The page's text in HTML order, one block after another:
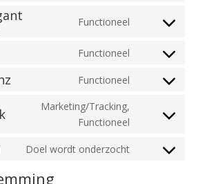
service
recaptcha
Functioneel
Consent
service
Functioneel
Consent
Functioneel
Consent
service
Marketing/Tracking,
Functioneel
Consent
service
Doel wordt onderzocht
Consent